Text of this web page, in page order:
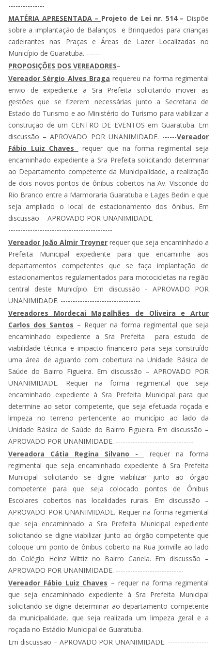
---------------
MATÉRIA APRESENTADA – Projeto de Lei nr. 514 – Dispõe
sobre a implantação de Balanços e Brinquedos para crianças
cadeirantes nas Praças e Áreas de Lazer Localizadas no
Município de Guaratuba. ------
PROPOSIÇÕES DOS VEREADORES–
Vereador Sérgio Alves Braga requereu na forma regimental
envio de expediente a Sra Prefeita solicitando mover as
gestões que se fizerem necessárias junto a Secretaria de
Estado do Turismo e ao Ministério do Turismo para viabilizar a
construção de um CENTRO DE EVENTOS em Guaratuba. Em
discussão – APROVADO POR UNANIMIDADE. ------Vereador
Fábio Luiz Chaves
requer que na forma regimental seja
encaminhado expediente a Sra Prefeita solicitando determinar
ao Departamento competente da Municipalidade, a realização
de dois novos pontos de ônibus cobertos na Av. Visconde do
Rio Branco entre a Marmoraria Guaratuba e Lages Bedin e que
seja ampliado o local de estacionamento dos ônibus. Em
discussão – APROVADO POR UNANIMIDADE. ----------------------
-------------------------------------------
Vereador João Almir Troyner requer que seja encaminhado a
Prefeita Municipal expediente para que encaminhe aos
departamentos competentes que se faça implantação de
estacionamentos regulamentados para motocicletas na região
central deste Município. Em discussão - APROVADO POR
UNANIMIDADE. ---------------------------------
Vereadores Mordecai Magalhães de Oliveira e Artur
Carlos dos Santos – Requer na forma regimental que seja
encaminhado expediente a Sra Prefeita para estudo de
viabilidade técnica e impacto financeiro para seja construído
uma área de aguardo com cobertura na Unidade Básica de
Saúde do Bairro Figueira. Em discussão – APROVADO POR
UNANIMIDADE. Requer na forma regimental que seja
encaminhado expediente à Sra Prefeita Municipal para que
determine ao setor competente, que seja efetuada roçada e
limpeza no terreno pertencente ao município ao lado da
Unidade Básica de Saúde do Bairro Figueira. Em discussão –
APROVADO POR UNANIMIDADE. --------------------------------
Vereadora Cátia Regina Silvano -
requer na forma
regimental que seja encaminhado expediente à Sra Prefeita
Municipal solicitando se digne viabilizar junto ao órgão
competente para que seja colocado pontos de Ônibus
Escolares cobertos nas localidades rurais. Em discussão –
APROVADO POR UNANIMIDADE. Requer na forma regimental
que seja encaminhado a Sra Prefeita Municipal expediente
solicitando se digne viabilizar junto ao órgão competente que
coloque um ponto de ônibus coberto na Rua Joinville ao lado
do Colégio Heinz Wittiz no Bairro Canela. Em discussão –
APROVADO POR UNANIMIDADE. ----------------------------
Vereador Fábio Luiz Chaves – requer na forma regimental
que seja encaminhado expediente à Sra Prefeita Municipal
solicitando se digne determinar ao departamento competente
da municipalidade, que seja realizada um limpeza geral e a
roçada no Estádio Municipal de Guaratuba.
Em discussão – APROVADO POR UNANIMIDADE. -----------------